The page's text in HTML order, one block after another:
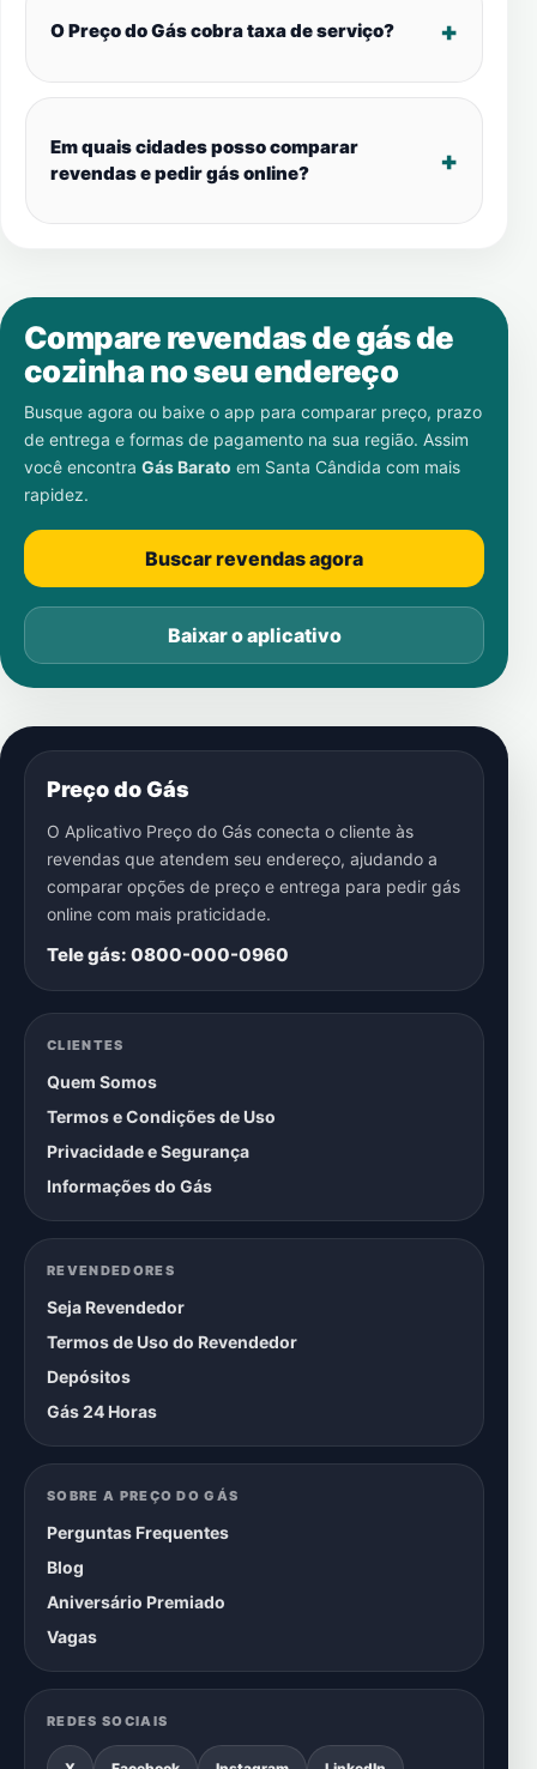
O Preço do Gás cobra taxa de serviço?
Em quais cidades posso comparar
revendas e pedir gás online?
Compare revendas de gás de
cozinha no seu endereço
Busque agora ou baixe o app para comparar preço, prazo
de entrega e formas de pagamento na sua região. Assim
você encontra Gás Barato em Santa Cândida com mais
rapidez.
Buscar revendas agora
Baixar o aplicativo
Preço do Gás
O Aplicativo Preço do Gás conecta o cliente às
revendas que atendem seu endereço, ajudando a
comparar opções de preço e entrega para pedir gás
online com mais praticidade.
Tele gás: 0800-000-0960
CLIENTES
Quem Somos
Termos e Condições de Uso
Privacidade e Segurança
Informações do Gás
REVENDEDORES
Seja Revendedor
Termos de Uso do Revendedor
Depósitos
Gás 24 Horas
SOBRE A PREÇO DO GÁS
Perguntas Frequentes
Blog
Aniversário Premiado
Vagas
REDES SOCIAIS